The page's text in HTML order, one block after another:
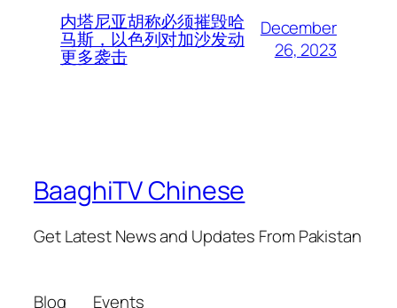
内塔尼亚胡称必须摧毁哈
马斯，以色列对加沙发动
更多袭击
December
26, 2023
BaaghiTV Chinese
Get Latest News and Updates From Pakistan
Blog Events